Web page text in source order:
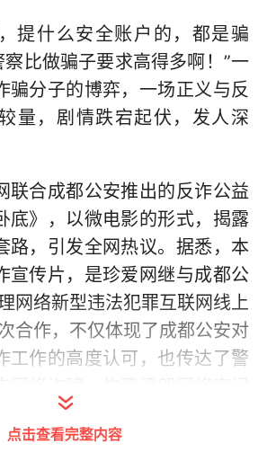
，提什么安全账户的，都是骗
察比做骗子要求高得多啊！”一
骗分子的博弈，一场正义与反
量，剧情跌宕起伏，发人深
联合成都公安推出的反诈公益
底》，以微电影的形式，揭露
路，引发全网热议。据悉，本
宣传片，是珍爱网继与成都公
网络新型违法犯罪互联网线上
合作，不仅体现了成都公安对
工作的高度认可，也传达了警
点击查看完整内容